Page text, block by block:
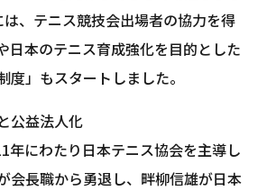
、テニス競技会出場者の協力を得
日本のテニス育成強化を目的とした
度」もスタートしました。
公益法人化
年にわたり日本テニス協会を主導し
会長職から勇退し、畔柳信雄が日本